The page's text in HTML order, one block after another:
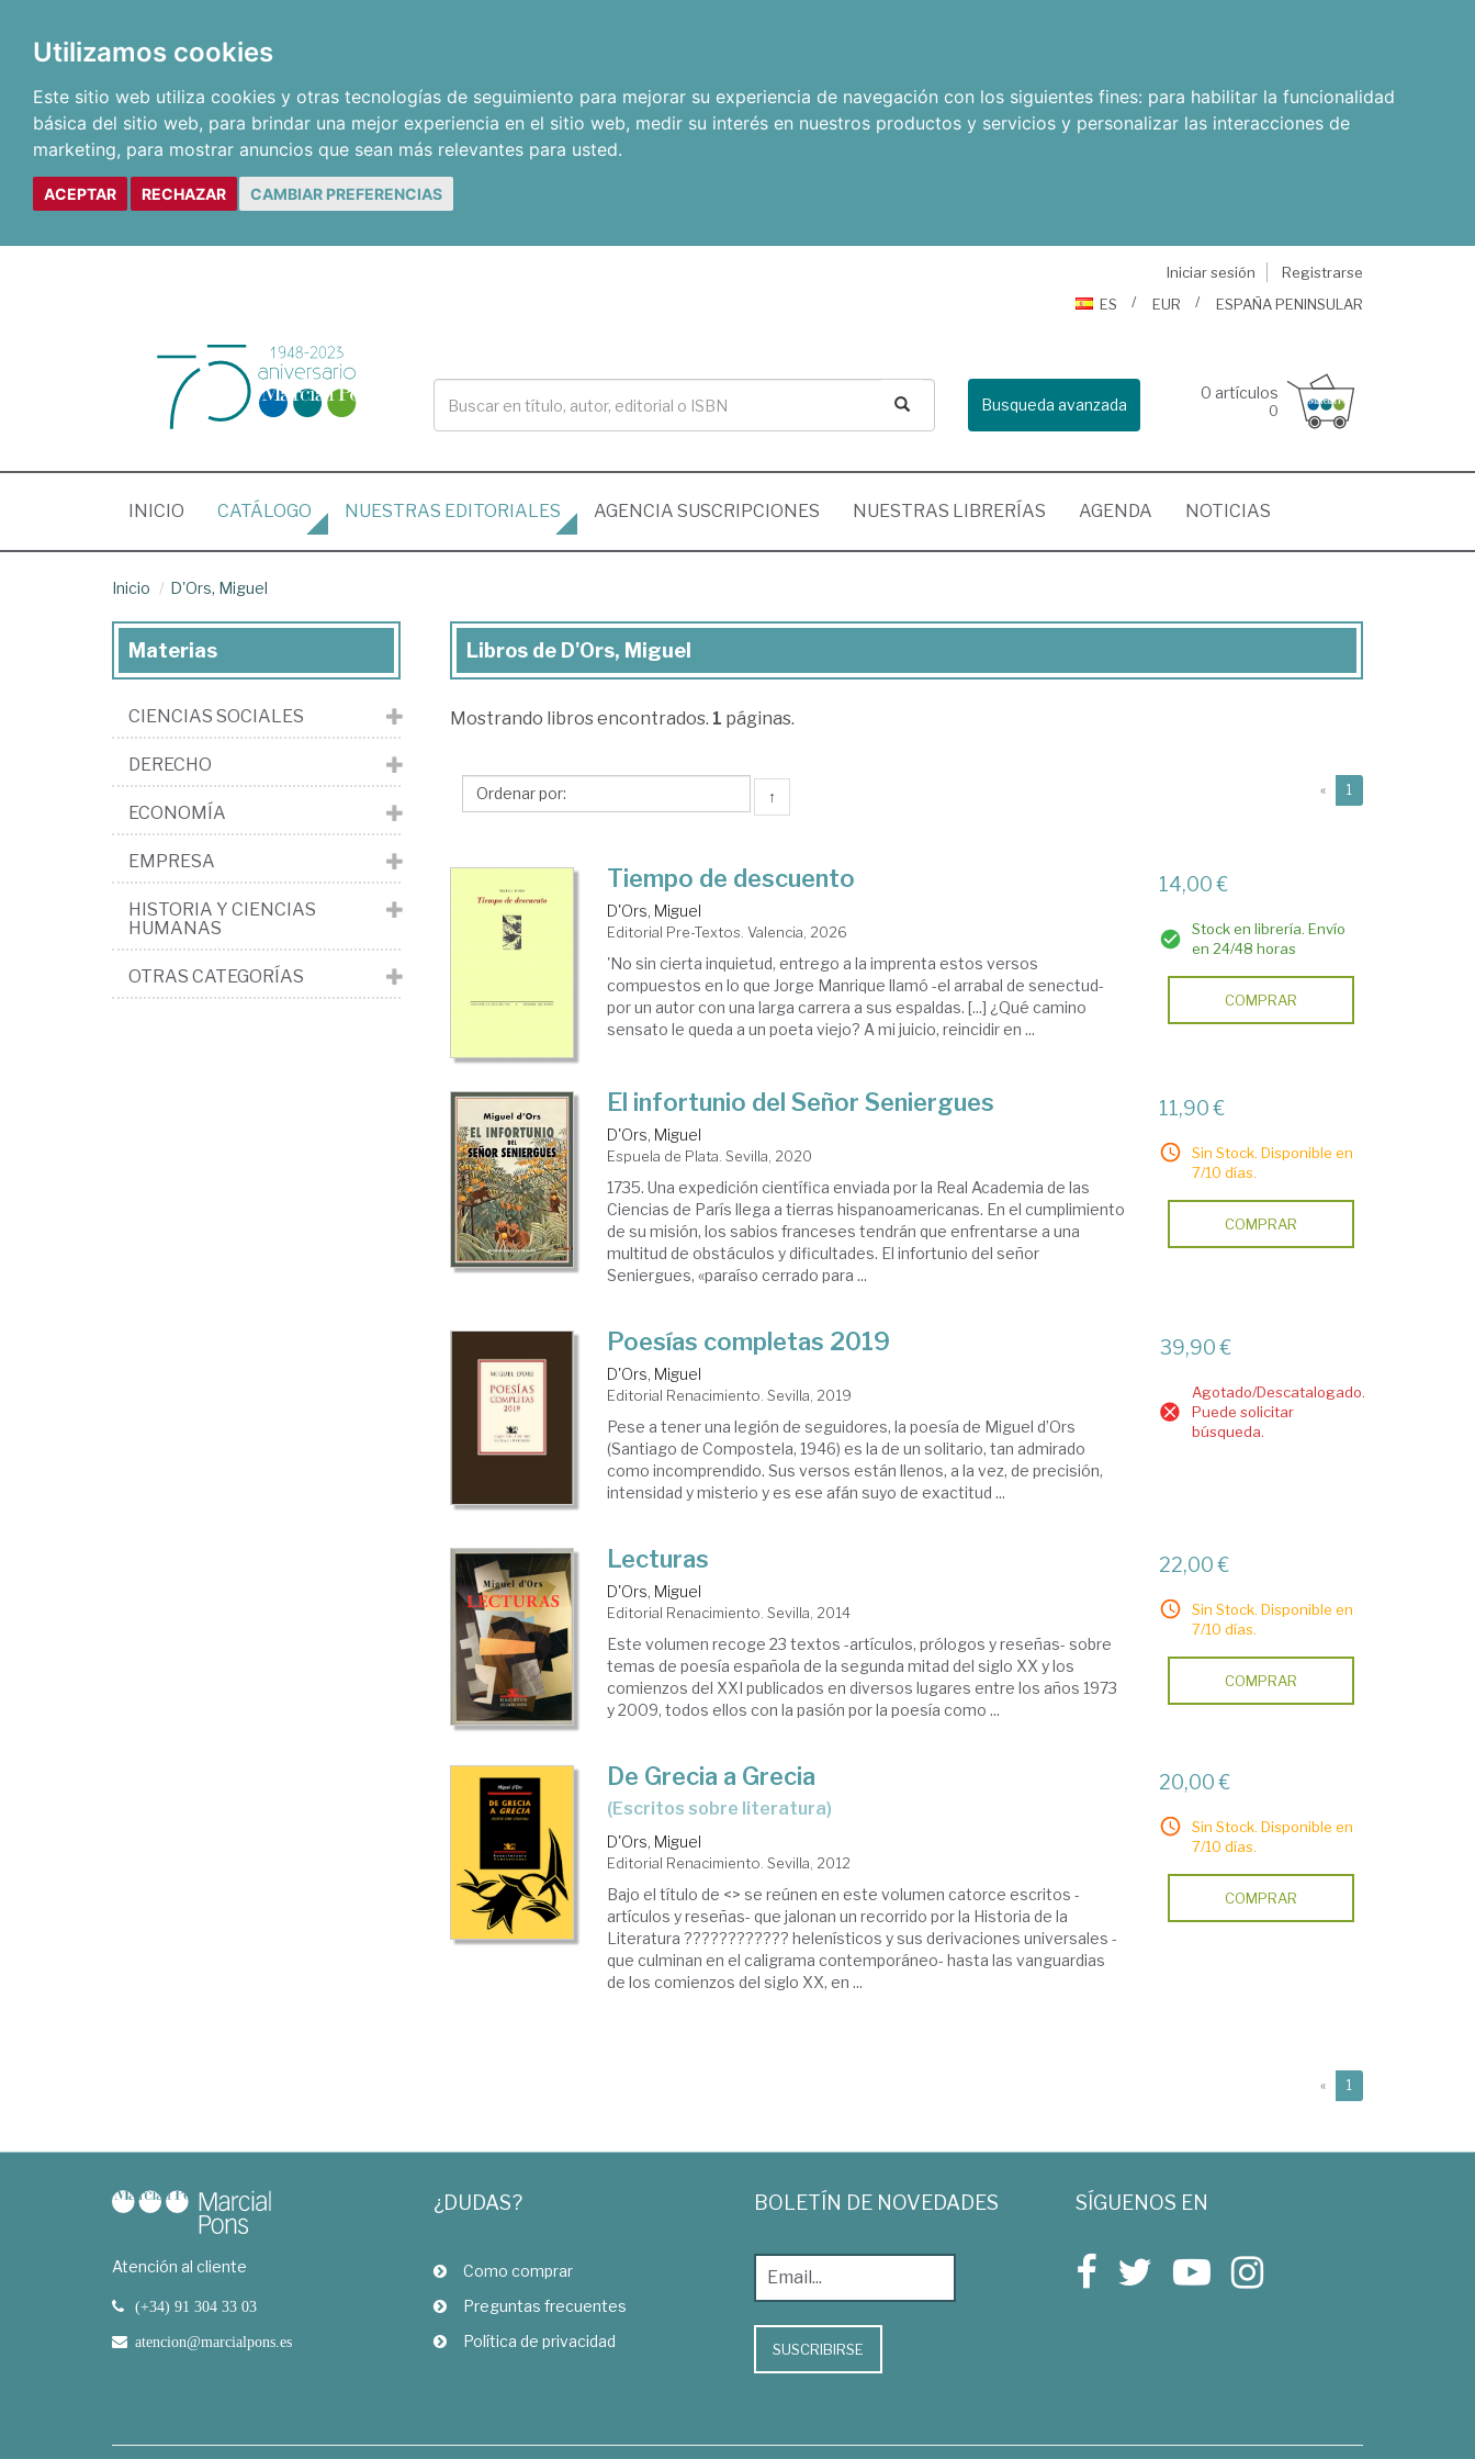
Utilizamos cookies
Este sitio web utiliza cookies y otras tecnologías de seguimiento para mejorar su experiencia de navegación con los siguientes fines: para habilitar la funcionalidad
básica del sitio web, para brindar una mejor experiencia en el sitio web, medir su interés en nuestros productos y servicios y personalizar las interacciones de
marketing, para mostrar anuncios que sean más relevantes para usted.
ACEPTAR RECHAZAR CAMBIAR PREFERENCIAS
Iniciar sesión
Registrarse
ES
EUR ESPAÑA PENINSULAR
Busqueda avanzada
0 artículos
0
INICIO (CURRENT)
CATÁLOGO NUESTRAS EDITORIALES AGENCIA SUSCRIPCIONES NUESTRAS LIBRERÍAS AGENDA NOTICIAS
Inicio D'Ors, Miguel
Libros
D'Ors,
Libros de D'Ors, Miguel
Mostrando libros encontrados. 1 páginas.
↑ « 1
Tiempo de descuento
D'Ors, Miguel
Editorial Pre-Textos. Valencia, 2026
'No sin cierta inquietud, entrego a la imprenta estos versos
compuestos en lo que Jorge Manrique llamó -el arrabal de senectud-
por un autor con una larga carrera a sus espaldas. [...] ¿Qué camino
sensato le queda a un poeta viejo? A mi juicio, reincidir en ...
14,00 €
Stock en librería. Envío
en 24/48 horas
COMPRAR
El infortunio del Señor Seniergues
D'Ors, Miguel
Espuela de Plata. Sevilla, 2020
1735. Una expedición científica enviada por la Real Academia de las
Ciencias de París llega a tierras hispanoamericanas. En el cumplimiento
de su misión, los sabios franceses tendrán que enfrentarse a una
multitud de obstáculos y dificultades. El infortunio del señor
Seniergues, «paraíso cerrado para ...
11,90 €
Sin Stock. Disponible en
7/10 días.
COMPRAR
Poesías completas 2019
D'Ors, Miguel
Editorial Renacimiento. Sevilla, 2019
Pese a tener una legión de seguidores, la poesía de Miguel d’Ors
(Santiago de Compostela, 1946) es la de un solitario, tan admirado
como incomprendido. Sus versos están llenos, a la vez, de precisión,
intensidad y misterio y es ese afán suyo de exactitud ...
39,90 €
Agotado/Descatalogado.
Puede solicitar
búsqueda.
Lecturas
D'Ors, Miguel
Editorial Renacimiento. Sevilla, 2014
Este volumen recoge 23 textos -artículos, prólogos y reseñas- sobre
temas de poesía española de la segunda mitad del siglo XX y los
comienzos del XXI publicados en diversos lugares entre los años 1973
y 2009, todos ellos con la pasión por la poesía como ...
22,00 €
Sin Stock. Disponible en
7/10 días.
COMPRAR
De Grecia a Grecia
(escritos sobre literatura)
D'Ors, Miguel
Editorial Renacimiento. Sevilla, 2012
Bajo el título de <> se reúnen en este volumen catorce escritos -
artículos y reseñas- que jalonan un recorrido por la Historia de la
Literatura ???????????? helenísticos y sus derivaciones universales -
que culminan en el caligrama contemporáneo- hasta las vanguardias
de los comienzos del siglo XX, en ...
20,00 €
Sin Stock. Disponible en
7/10 días.
COMPRAR
« 1
Materias
CIENCIAS SOCIALES
DERECHO
ECONOMÍA
EMPRESA
HISTORIA Y CIENCIAS
HUMANAS
OTRAS CATEGORÍAS
Atención al cliente
(+34) 91 304 33 03
atencion@marcialpons.es
¿DUDAS?
Como comprar
Preguntas frecuentes
Política de privacidad
BOLETÍN DE NOVEDADES
SUSCRIBIRSE
SÍGUENOS EN